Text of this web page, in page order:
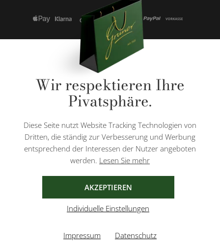
* Alle Preise inkl. gesetzl. Mehrwertsteuer zzgl.
Nachnahmegebühren, wenn nicht anders angegeben.
Diese Website ist durch reCAPTCHA geschützt und es gelten die
Wir respektieren Ihre
Pivatsphäre.
Diese Seite nutzt Website Tracking Technologien von
Dritten, die ständig zur Verbesserung und Werbung
entsprechend der Interessen der Nutzer angeboten
werden. Lesen Sie mehr
AKZEPTIEREN
Individuelle Einstellungen
Impressum Datenschutz